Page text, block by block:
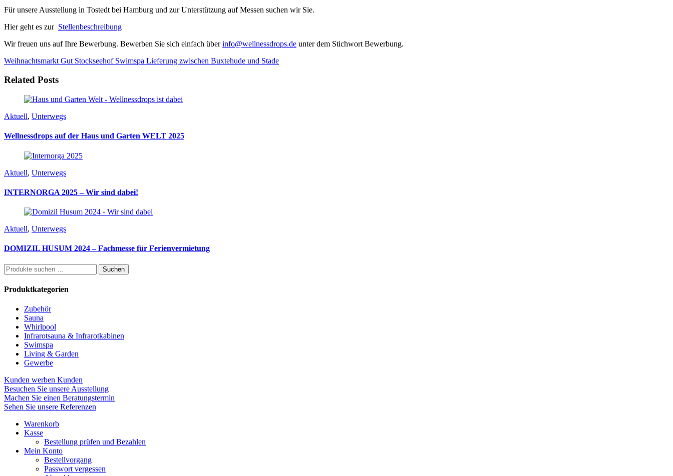
Für unsere Ausstellung in Tostedt bei Hamburg und zur Unterstützung auf Messen suchen wir Sie.
Hier geht es zur Stellenbeschreibung
Wir freuen uns auf Ihre Bewerbung. Bewerben Sie sich einfach überinfo@wellnessdrops.de unter dem Stichwort Bewerbung.
Weihnachtsmarkt Gut StockseehofSwimspa Lieferung zwischen Buxtehude und Stade
Related Posts
Aktuell, Unterwegs
Wellnessdrops auf der Haus und Garten WELT 2025
Aktuell, Unterwegs
INTERNORGA 2025 – Wir sind dabei!
Aktuell, Unterwegs
DOMIZIL HUSUM 2024 – Fachmesse für Ferienvermietung
Suchen
nach:
Suchen
Produktkategorien
Zubehör
Sauna
Whirlpool
Infrarotsauna & Infrarotkabinen
Swimspa
Living & Garden
Gewerbe
Kunden werben Kunden
Besuchen Sie unsere Ausstellung
Machen Sie einen Beratungstermin
Sehen Sie unsere Referenzen
Warenkorb
Kasse
Bestellung prüfen und Bezahlen
Mein Konto
Bestellvorgang
Passwort vergessen